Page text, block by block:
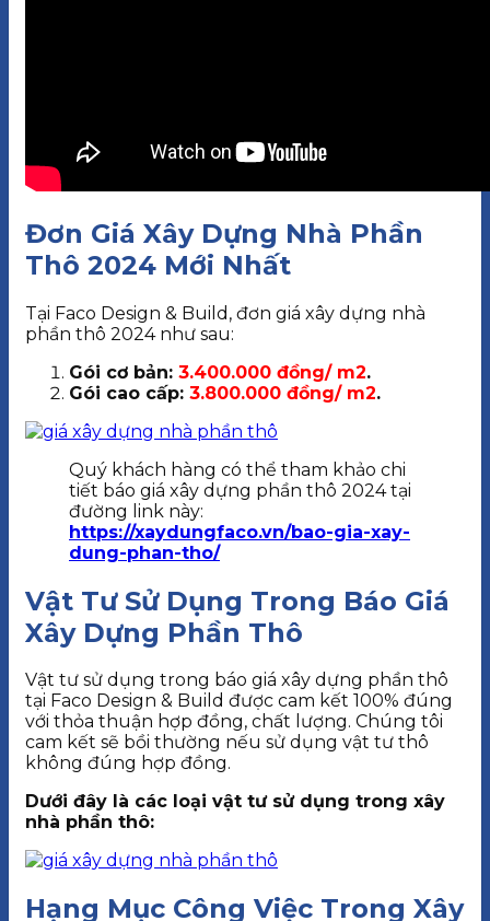
Đơn Giá Xây Dựng Nhà Phần
Thô 2024 Mới Nhất
Tại Faco Design & Build, đơn giá xây dựng nhà
phần thô 2024 như sau:
Gói cơ bản: 3.400.000 đồng/ m2.
Gói cao cấp: 3.800.000 đồng/ m2.
Quý khách hàng có thể tham khảo chi
tiết báo giá xây dựng phần thô 2024 tại
đường link này:
https://xaydungfaco.vn/bao-gia-xay-
dung-phan-tho/
Vật Tư Sử Dụng Trong Báo Giá
Xây Dựng Phần Thô
Vật tư sử dụng trong báo giá xây dựng phần thô
tại Faco Design & Build được cam kết 100% đúng
với thỏa thuận hợp đồng, chất lượng. Chúng tôi
cam kết sẽ bồi thường nếu sử dụng vật tư thô
không đúng hợp đồng.
Dưới đây là các loại vật tư sử dụng trong xây
nhà phần thô:
Hạng Mục Công Việc Trong Xây